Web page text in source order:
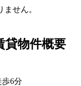
せん。
貸物件概要
6分